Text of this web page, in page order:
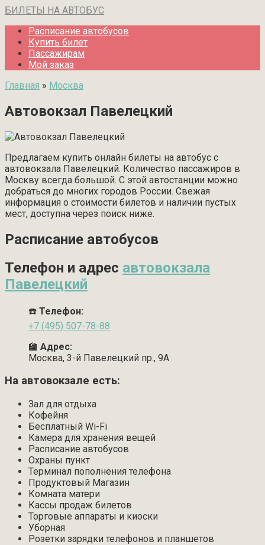
Перейти
контенту
БИЛЕТЫ НА АВТОБУС
Расписание автобусов
Купить билет
Пассажирам
Мой заказ
Главная » Москва
Автовокзал Павелецкий
Предлагаем купить онлайн билеты на автобус с
автовокзала Павелецкий. Количество пассажиров в
Москву всегда большой. С этой автостанции можно
добраться до многих городов России. Свежая
информация о стоимости билетов и наличии пустых
мест, доступна через поиск ниже.
Расписание автобусов
Телефон и адрес автовокзала
Павелецкий
☎️ Телефон:
+7 (495) 507-78-88
🏫 Адрес:
Москва, 3-й Павелецкий пр., 9А
На автовокзале есть:
Зал для отдыха
Кофейня
Бесплатный Wi-Fi
Камера для хранения вещей
Расписание автобусов
Охраны пункт
Терминал пополнения телефона
Продуктовый Магазин
Комната матери
Кассы продаж билетов
Торговые аппараты и киоски
Уборная
Розетки зарядки телефонов и планшетов